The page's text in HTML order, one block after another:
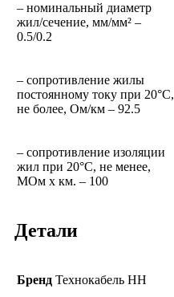
– номинальный диаметр
жил/сечение, мм/мм² –
0.5/0.2
– сопротивление жилы
постоянному току при 20°С,
не более, Ом/км – 92.5
– сопротивление изоляции
жил при 20°C, не менее,
МОм х км. – 100
Детали
Бренд Технокабель НН